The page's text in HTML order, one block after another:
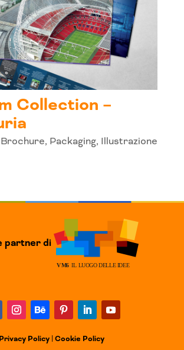
Collection –
, Packaging, Illustrazione
partner di
Privacy Policy |Cookie Policy